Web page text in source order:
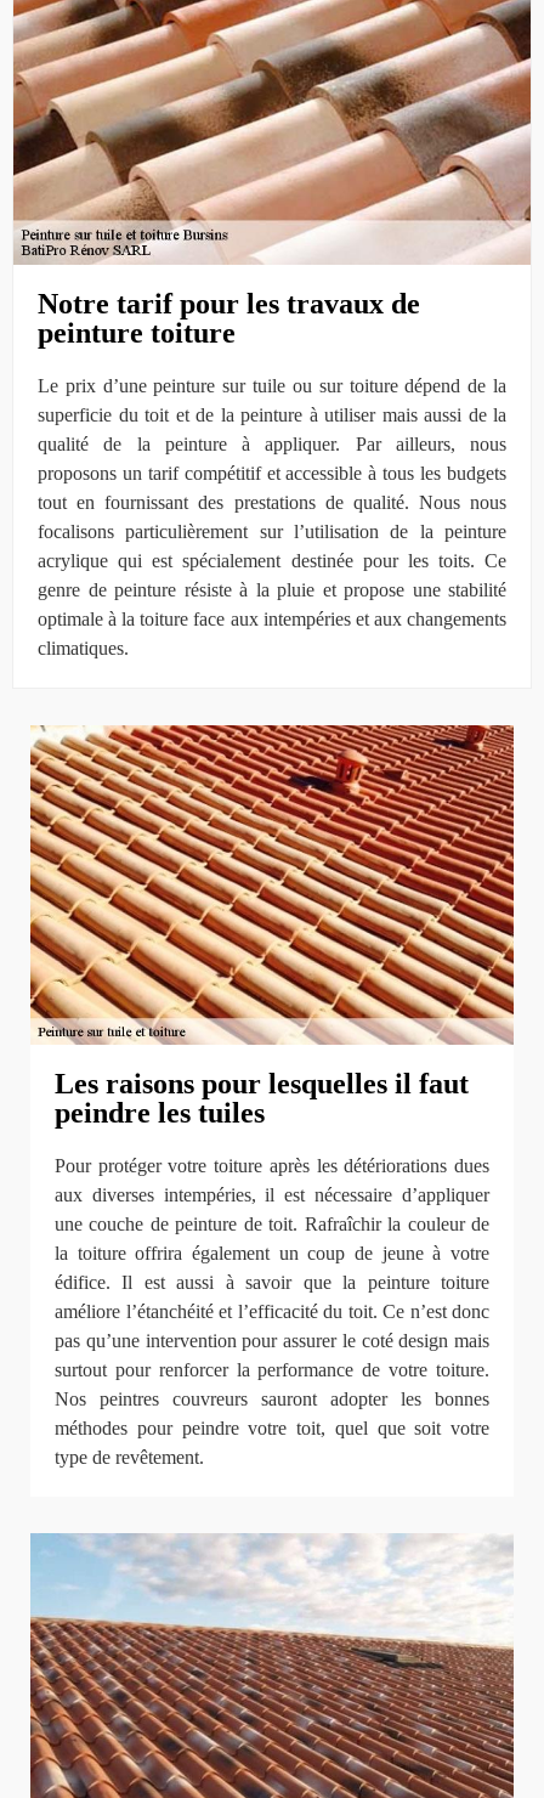
Notre tarif pour les travaux de
peinture toiture
Le prix d’une peinture sur tuile ou sur toiture dépend de la
superficie du toit et de la peinture à utiliser mais aussi de la
qualité de la peinture à appliquer. Par ailleurs, nous
proposons un tarif compétitif et accessible à tous les budgets
tout en fournissant des prestations de qualité. Nous nous
focalisons particulièrement sur l’utilisation de la peinture
acrylique qui est spécialement destinée pour les toits. Ce
genre de peinture résiste à la pluie et propose une stabilité
optimale à la toiture face aux intempéries et aux changements
climatiques.
Les raisons pour lesquelles il faut
peindre les tuiles
Pour protéger votre toiture après les détériorations dues
aux diverses intempéries, il est nécessaire d’appliquer
une couche de peinture de toit. Rafraîchir la couleur de
la toiture offrira également un coup de jeune à votre
édifice. Il est aussi à savoir que la peinture toiture
améliore l’étanchéité et l’efficacité du toit. Ce n’est donc
pas qu’une intervention pour assurer le coté design mais
surtout pour renforcer la performance de votre toiture.
Nos peintres couvreurs sauront adopter les bonnes
méthodes pour peindre votre toit, quel que soit votre
type de revêtement.